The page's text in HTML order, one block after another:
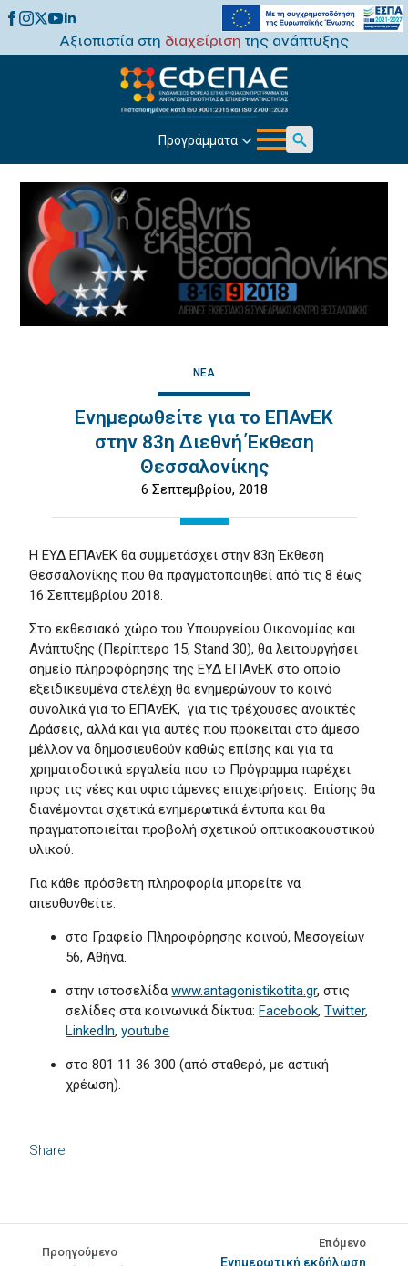
Αξιοπιστία στη διαχείριση της ανάπτυξης
Προγράμματα
Search
for:
ΝΈΑ
Ενημερωθείτε για το ΕΠΑνΕΚ
στην 83η Διεθνή Έκθεση
Θεσσαλονίκης
6 Σεπτεμβρίου, 2018
Share
Η ΕΥΔ ΕΠΑνΕΚ θα συμμετάσχει στην 83η Έκθεση
Θεσσαλονίκης που θα πραγματοποιηθεί από τις 8 έως
16 Σεπτεμβρίου 2018.
Στο εκθεσιακό χώρο του Υπουργείου Οικονομίας και
Ανάπτυξης (Περίπτερο 15,Stand 30), θα λειτουργήσει
σημείο πληροφόρησης της ΕΥΔ ΕΠΑνΕΚ στο οποίο
εξειδικευμένα στελέχη θα ενημερώνουν το κοινό
συνολικά για το ΕΠΑνΕΚ, για τις τρέχουσες ανοικτές
Δράσεις, αλλά και για αυτές που πρόκειται στο άμεσο
μέλλον να δημοσιευθούν καθώς επίσης και για τα
χρηματοδοτικά εργαλεία που το Πρόγραμμα παρέχει
προς τις νέες και υφιστάμενες επιχειρήσεις. Επίσης θα
διανέμονται σχετικά ενημερωτικά έντυπα και θα
πραγματοποιείται προβολή σχετικού οπτικοακουστικού
υλικού.
Για κάθε πρόσθετη πληροφορία μπορείτε να
απευθυνθείτε:
στο Γραφείο Πληροφόρησης κοινού, Μεσογείων
56, Αθήνα.
στην ιστοσελίδαwww.antagonistikotita.gr, στις
σελίδες στα κοινωνικά δίκτυα:Facebook,Twitter,
LinkedΙn,youtube
στο 801 11 36 300 (από σταθερό, με αστική
χρέωση).
Προηγούμενο
Επόμενο
Ενημερωτική εκδήλωση